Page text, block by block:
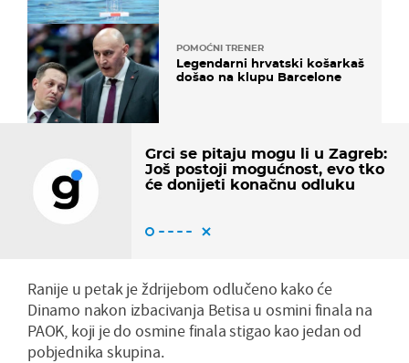
POMOĆNI TRENER
Legendarni hrvatski košarkaš
došao na klupu Barcelone
Grci se pitaju mogu li u Zagreb:
Još postoji mogućnost, evo tko
će donijeti konačnu odluku
Ranije u petak je ždrijebom odlučeno kako će
Dinamo nakon izbacivanja Betisa u osmini finala na
PAOK, koji je do osmine finala stigao kao jedan od
pobjednika skupina.